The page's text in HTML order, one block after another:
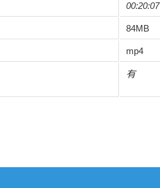
00:20:07
84MB
mp4
有